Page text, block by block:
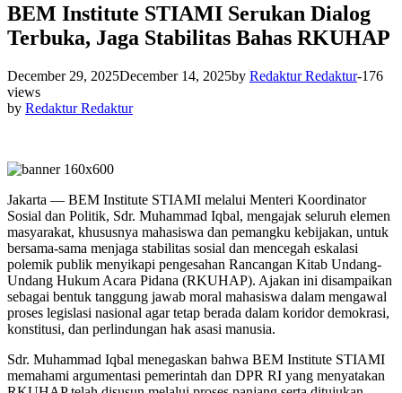
BEM Institute STIAMI Serukan Dialog
Terbuka, Jaga Stabilitas Bahas RKUHAP
December 29, 2025December 14, 2025by Redaktur Redaktur-176
views
by Redaktur Redaktur
Jakarta — BEM Institute STIAMI melalui Menteri Koordinator
Sosial dan Politik, Sdr. Muhammad Iqbal, mengajak seluruh elemen
masyarakat, khususnya mahasiswa dan pemangku kebijakan, untuk
bersama-sama menjaga stabilitas sosial dan mencegah eskalasi
polemik publik menyikapi pengesahan Rancangan Kitab Undang-
Undang Hukum Acara Pidana (RKUHAP). Ajakan ini disampaikan
sebagai bentuk tanggung jawab moral mahasiswa dalam mengawal
proses legislasi nasional agar tetap berada dalam koridor demokrasi,
konstitusi, dan perlindungan hak asasi manusia.
Sdr. Muhammad Iqbal menegaskan bahwa BEM Institute STIAMI
memahami argumentasi pemerintah dan DPR RI yang menyatakan